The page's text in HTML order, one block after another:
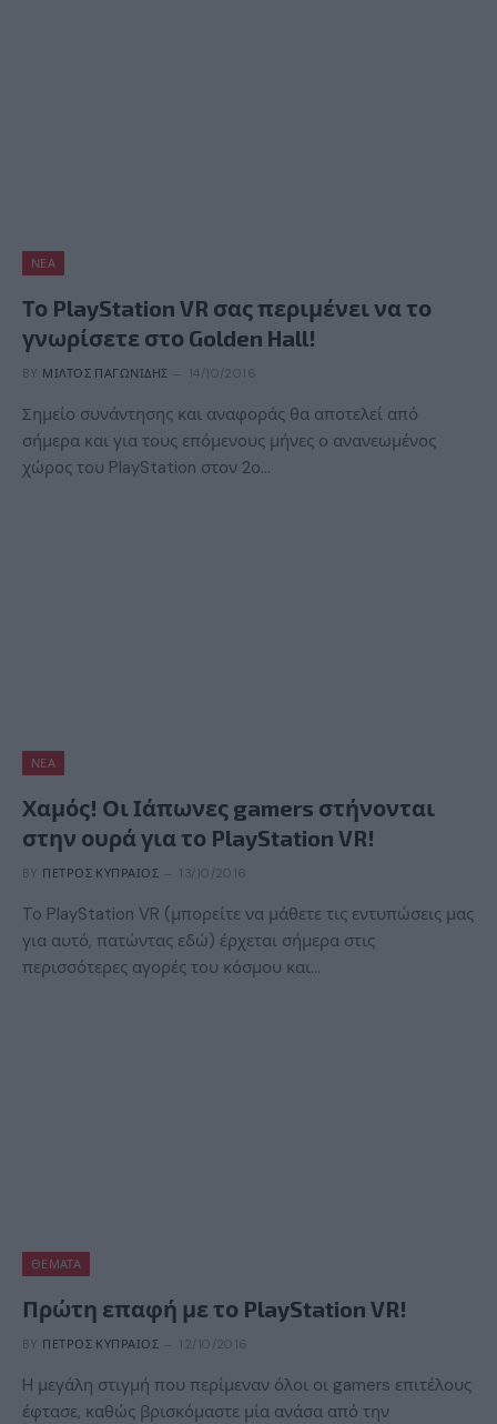
ΝΈΑ
Το PlayStation VR σας περιμένει να το
γνωρίσετε στο Golden Hall!
BY ΜΊΛΤΟΣ ΠΑΓΩΝΊΔΗΣ 14/10/2016
Σημείο συνάντησης και αναφοράς θα αποτελεί από
σήμερα και για τους επόμενους μήνες ο ανανεωμένος
χώρος του PlayStation στον 2ο…
ΝΈΑ
Χαμός! Οι Ιάπωνες gamers στήνονται
στην ουρά για το PlayStation VR!
BY ΠΈΤΡΟΣ ΚΥΠΡΑΊΟΣ 13/10/2016
To PlayStation VR (μπορείτε να μάθετε τις εντυπώσεις μας
για αυτό, πατώντας εδώ) έρχεται σήμερα στις
περισσότερες αγορές του κόσμου και…
ΘΈΜΑΤΑ
Πρώτη επαφή με το PlayStation VR!
BY ΠΈΤΡΟΣ ΚΥΠΡΑΊΟΣ 12/10/2016
H μεγάλη στιγμή που περίμεναν όλοι οι gamers επιτέλους
έφτασε, καθώς βρισκόμαστε μία ανάσα από την